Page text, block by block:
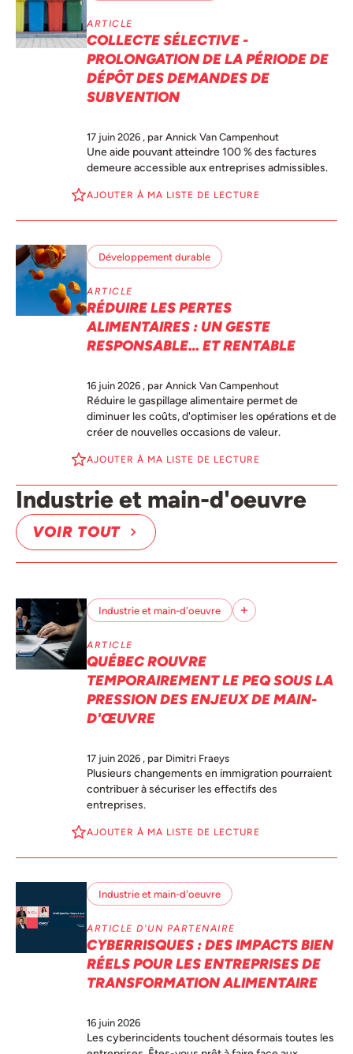
ARTICLE
COLLECTE SÉLECTIVE -
PROLONGATION DE LA PÉRIODE DE
DÉPÔT DES DEMANDES DE
SUBVENTION
17 juin 2026 , par Annick Van Campenhout
Une aide pouvant atteindre 100 % des factures
demeure accessible aux entreprises admissibles.
AJOUTER À MA LISTE DE LECTURE
Développement durable
ARTICLE
RÉDUIRE LES PERTES
ALIMENTAIRES : UN GESTE
RESPONSABLE… ET RENTABLE
16 juin 2026 , par Annick Van Campenhout
Réduire le gaspillage alimentaire permet de
diminuer les coûts, d'optimiser les opérations et de
créer de nouvelles occasions de valeur.
AJOUTER À MA LISTE DE LECTURE
Industrie et main-d'oeuvre
VOIR TOUT
Industrie et main-d'oeuvre
ARTICLE
QUÉBEC ROUVRE
TEMPORAIREMENT LE PEQ SOUS LA
PRESSION DES ENJEUX DE MAIN-
D'ŒUVRE
17 juin 2026 , par Dimitri Fraeys
Plusieurs changements en immigration pourraient
contribuer à sécuriser les effectifs des
entreprises.
AJOUTER À MA LISTE DE LECTURE
Industrie et main-d'oeuvre
ARTICLE D'UN PARTENAIRE
CYBERRISQUES : DES IMPACTS BIEN
RÉELS POUR LES ENTREPRISES DE
TRANSFORMATION ALIMENTAIRE
16 juin 2026
Les cyberincidents touchent désormais toutes les